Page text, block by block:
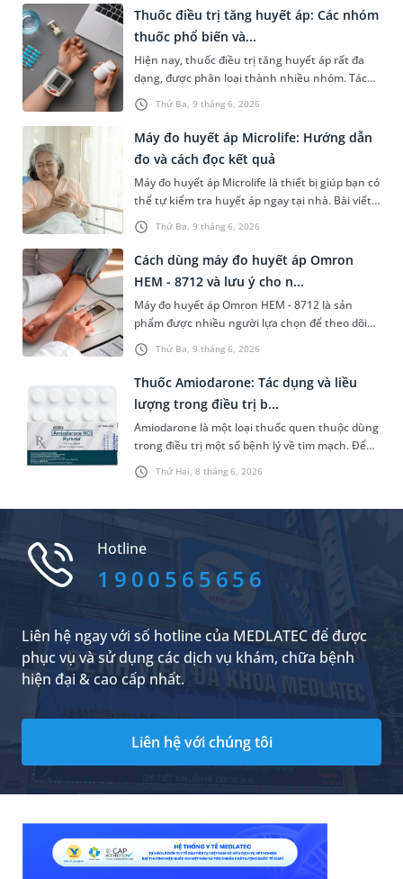
Nội dung bài viết sau sẽ cung cấp những thông
tin liên quan để người đọc hiểu rõ ý nghĩa của
chỉ số này và biết cần làm gì để bảo vệ tốt cho
sức khỏe.
Thứ Ba, 9 tháng 6, 2026
Thuốc điều trị tăng huyết áp: Các nhóm
thuốc phổ biến và...
Hiện nay, thuốc điều trị tăng huyết áp rất đa
dạng, được phân loại thành nhiều nhóm. Tác
dụng chính của những loại thuốc này là giúp
hạ huyết áp, phòng ngừa các biến chứng nguy
hiểm như đột quỵ, nhồi máu cơ tim, suy tim,
suy thận.
Thứ Ba, 9 tháng 6, 2026
Máy đo huyết áp Microlife: Hướng dẫn
đo và cách đọc kết quả
Máy đo huyết áp Microlife là thiết bị giúp bạn có
thể tự kiểm tra huyết áp ngay tại nhà. Bài viết
dưới đây là hướng dẫn sử dụng loại máy này và
cách đọc kết quả chỉ số huyết áp để hiểu rõ về
tình trạng sức khỏe của mình và xử trí kịp thời
nếu có bất thường.
Thứ Ba, 9 tháng 6, 2026
Cách dùng máy đo huyết áp Omron
HEM - 8712 và lưu ý cho n...
Máy đo huyết áp Omron HEM - 8712 là sản
phẩm được nhiều người lựa chọn để theo dõi
huyết áp bởi nhiều tính năng thuận lợi. Bài viết
sau đây sẽ hướng dẫn bạn dùng máy đúng
cách để có được kết quả chỉ số huyết áp chính
Thứ Hai, 8 tháng 6, 2026
Thuốc Amiodarone: Tác dụng và liều
lượng trong điều trị b...
Amiodarone là một loại thuốc quen thuộc dùng
trong điều trị một số bệnh lý về tim mạch. Để
nắm rõ hơn về tác dụng, chỉ định và liều lượng
khi sử dụng loại thuốc này, bạn đọc có thể
Hotline
1900565656
Liên hệ ngay với số hotline của MEDLATEC để được
phục vụ và sử dụng các dịch vụ khám, chữa bệnh
hiện đại & cao cấp nhất.
Liên hệ với chúng tôi